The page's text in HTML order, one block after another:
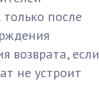
после
возврата, если
не устроит